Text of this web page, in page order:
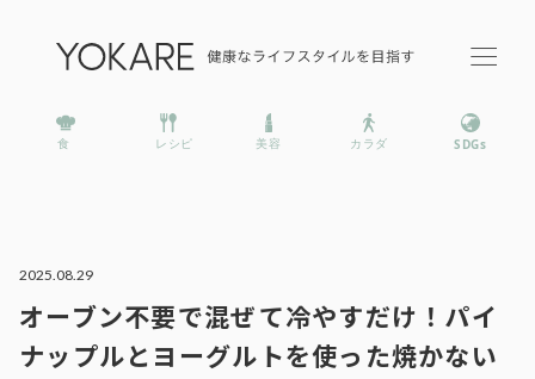
2025.08.29
オーブン不要で混ぜて冷やすだけ！パイ
ナップルとヨーグルトを使った焼かない